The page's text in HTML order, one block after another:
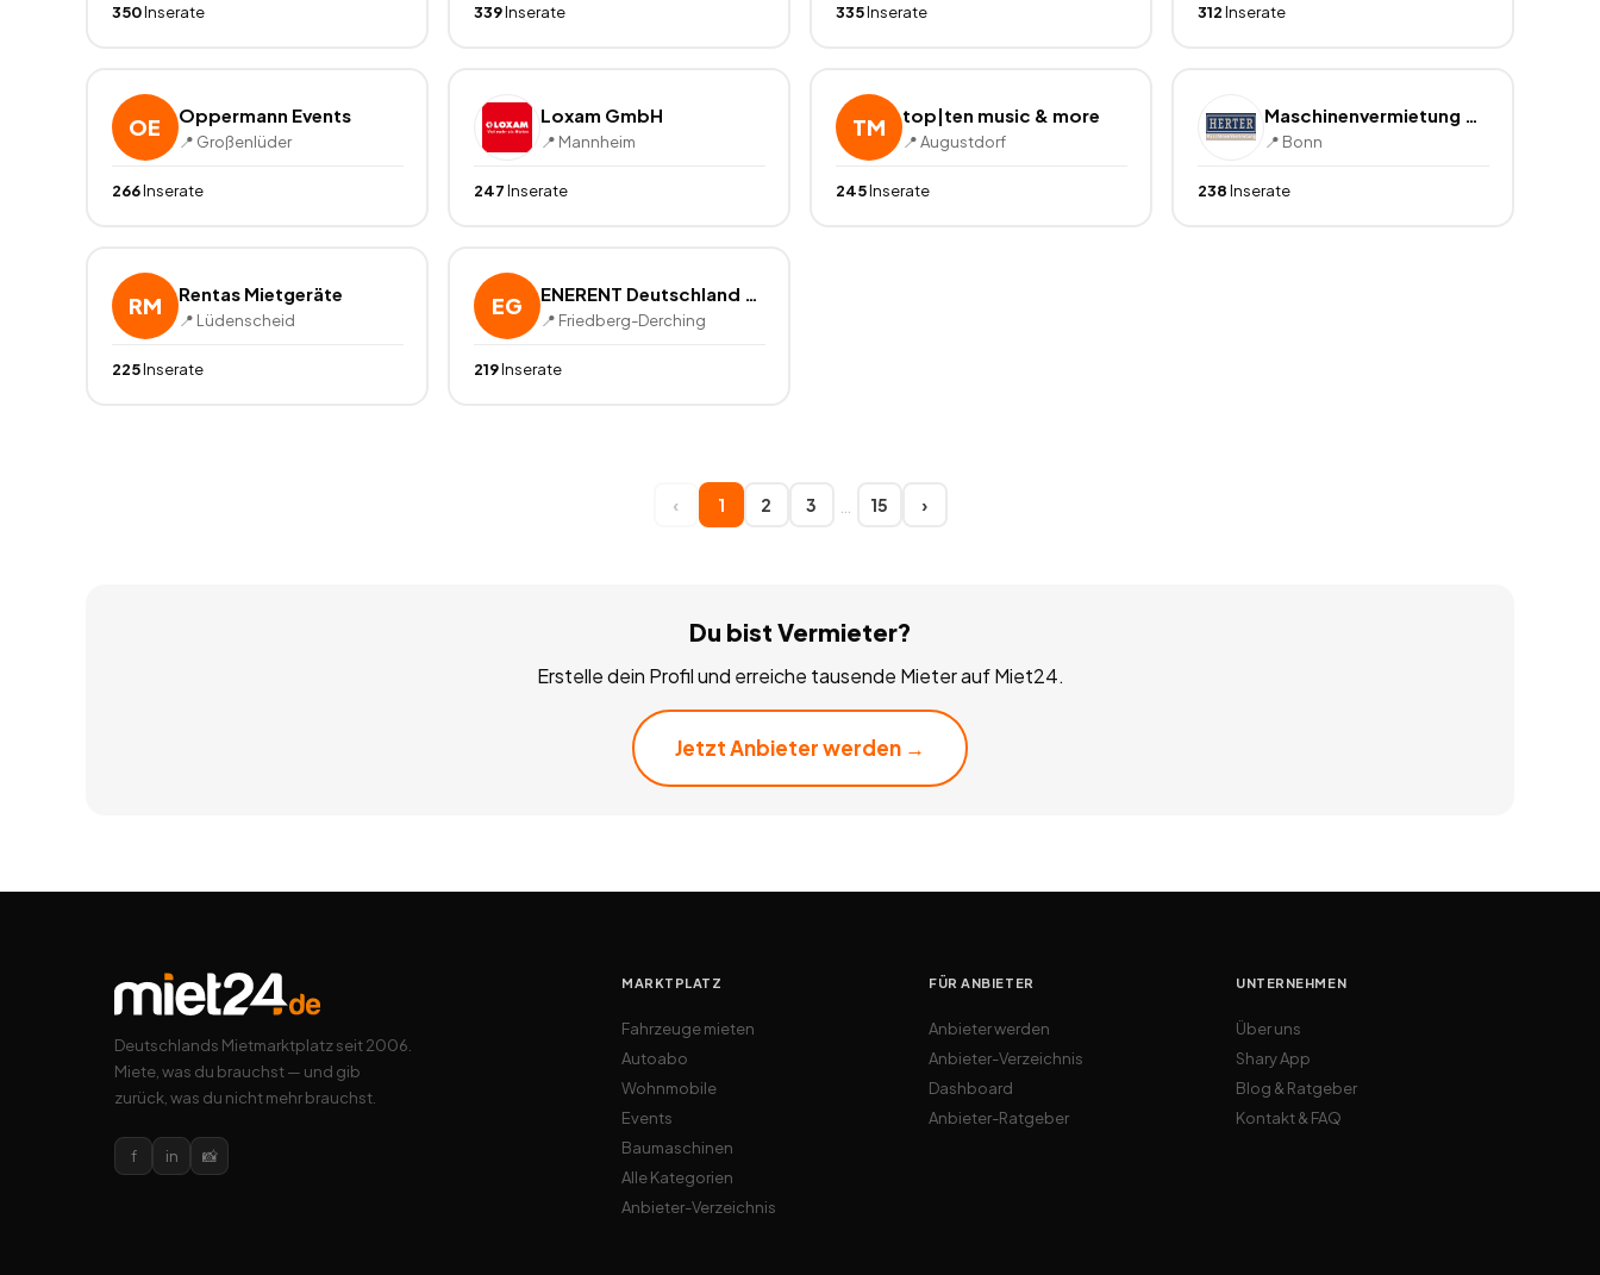
350Inserate 339Inserate 335Inserate 312Inserate
OE Oppermann Events
📍 Großenlüder
266Inserate
Loxam GmbH
📍 Mannheim
247Inserate
TM top|ten music & more
📍Augustdorf
245Inserate
📍 Bonn
238Inserate
RM Rentas Mietgeräte
📍 Lüdenscheid
225Inserate
EG
📍 Friedberg-Derching
219Inserate
‹ 1 2 3 15 ›
Du bist Vermieter?
Erstelle dein Profil und erreiche tausende Mieter auf Miet24.
Jetzt Anbieter werden →
Deutschlands Mietmarktplatz seit 2006.
Miete, was du brauchst — und gib
zurück, was du nicht mehr brauchst.
f in 📸
MARKTPLATZ
Fahrzeuge mieten
Autoabo
Wohnmobile
Events
Baumaschinen
Alle Kategorien
Anbieter-Verzeichnis
FÜR ANBIETER
Anbieter werden
Anbieter-Verzeichnis
Dashboard
Anbieter-Ratgeber
UNTERNEHMEN
Über uns
Shary App
Blog & Ratgeber
Kontakt & FAQ